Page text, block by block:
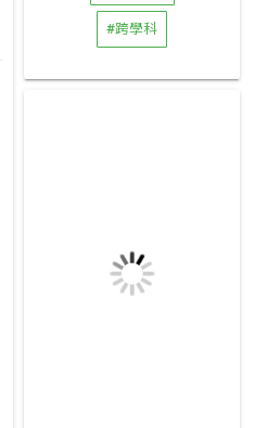
#跨學科